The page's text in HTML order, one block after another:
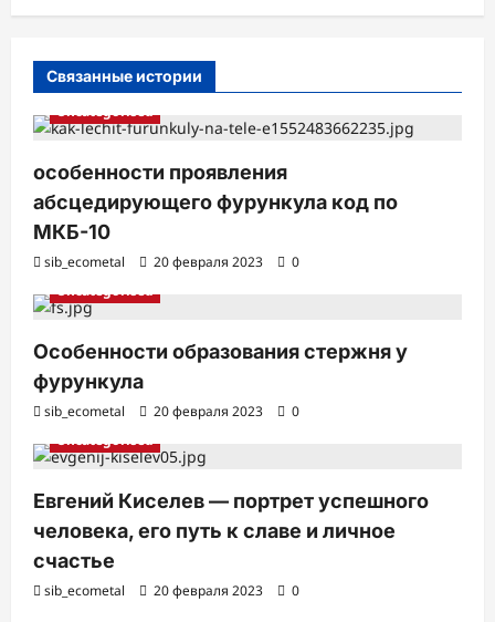
и
Связанные истории
Uncategorised
особенности проявления
абсцедирующего фурункула код по
МКБ-10
sib_ecometal 20 февраля 2023
0
Uncategorised
Особенности образования стержня у
фурункула
sib_ecometal 20 февраля 2023
0
Uncategorised
Евгений Киселев — портрет успешного
человека, его путь к славе и личное
счастье
sib_ecometal 20 февраля 2023 0